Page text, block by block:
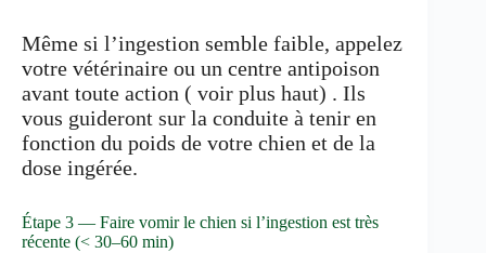
Même si l’ingestion semble faible, appelez
votre vétérinaire ou un centre antipoison
avant toute action ( voir plus haut) . Ils
vous guideront sur la conduite à tenir en
fonction du poids de votre chien et de la
dose ingérée.
Étape 3 — Faire vomir le chien si l’ingestion est très
récente (< 30–60 min)